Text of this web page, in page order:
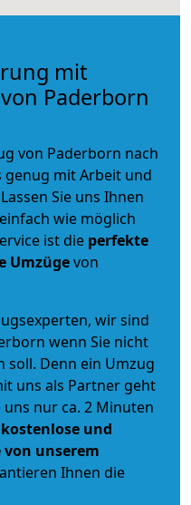
mit
Paderborn
von Paderborn nach
genug mit Arbeit und
Sie uns Ihnen
wie möglich
ist die perfekte
Umzügevon
wir sind
wenn Sie nicht
soll. Denn ein Umzug
uns als Partner geht
uns nur ca. 2 Minuten
kostenlose und
von unserem
Ihnen die